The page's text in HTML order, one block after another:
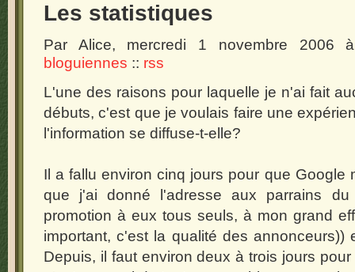
Les statistiques
Par Alice, mercredi 1 novembre 2006
bloguiennes :: rss
L'une des raisons pour laquelle je n'ai fait
débuts, c'est que je voulais faire une
l'information se diffuse-t-elle?
Il a fallu environ cinq jours pour que Google
que j'ai donné l'adresse aux parrains
promotion à eux tous seuls, à mon grand
important, c'est la qualité des
Depuis, il faut environ deux à trois jours